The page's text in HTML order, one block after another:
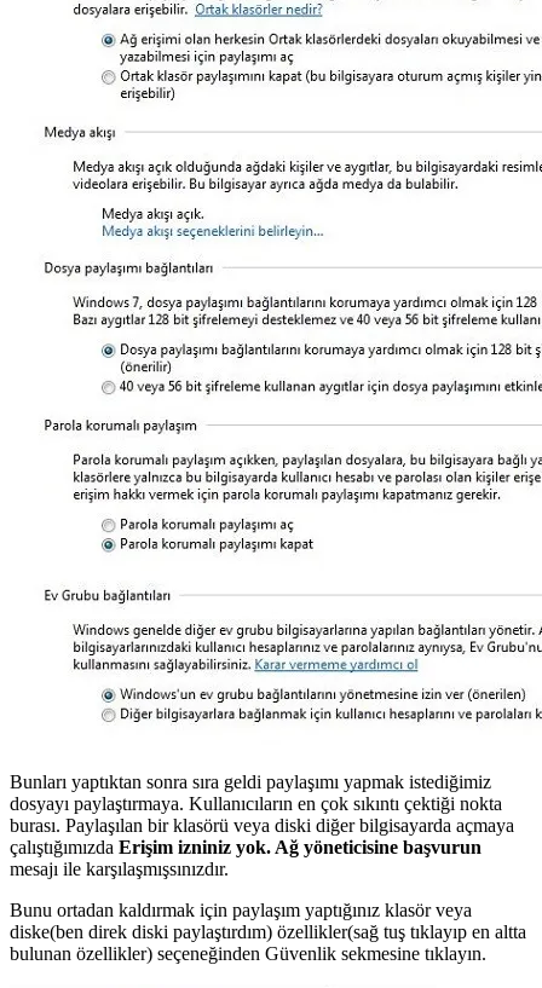
Bunları yaptıktan sonra sıra geldi paylaşımı yapmak istediğimiz
dosyayı paylaştırmaya. Kullanıcıların en çok sıkıntı çektiği nokta
burası. Paylaşılan bir klasörü veya diski diğer bilgisayarda açmaya
çalıştığımızda Erişim izniniz yok. Ağ yöneticisine başvurun
mesajı ile karşılaşmışsınızdır.
Bunu ortadan kaldırmak için paylaşım yaptığınız klasör veya
diske(ben direk diski paylaştırdım) özellikler(sağ tuş tıklayıp en altta
bulunan özellikler) seçeneğinden Güvenlik sekmesine tıklayın.